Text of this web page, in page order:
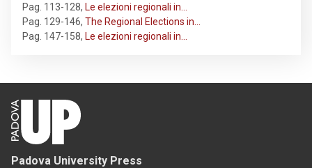
Pag. 113-128, Le elezioni regionali in…
Pag. 129-146, The Regional Elections in…
Pag. 147-158, Le elezioni regionali in…
Padova University Press